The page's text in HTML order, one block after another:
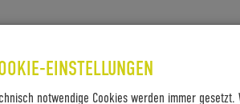
EINSTELLUNGEN
notwendige Cookies werden immer